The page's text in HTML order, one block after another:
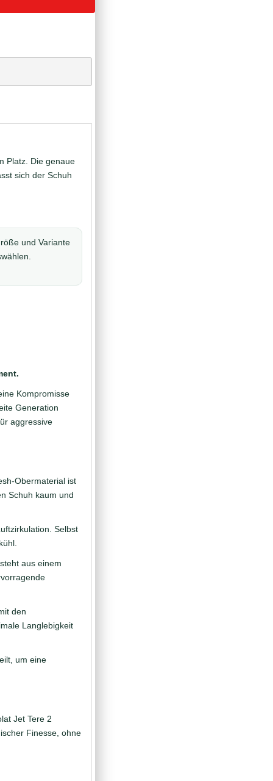
Platz. Die genaue
sich der Schuh
und Variante
Kompromisse
Generation
aggressive
Obermaterial ist
Schuh kaum und
Selbst
aus einem
den
Langlebigkeit
um eine
Jet Tere 2
Finesse, ohne